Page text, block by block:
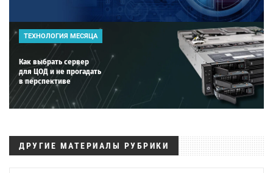
ТЕХНОЛОГИЯ МЕСЯЦА
Как выбрать сервер
для ЦОД и не прогадать
в перспективе
ДРУГИЕ МАТЕРИАЛЫ РУБРИКИ